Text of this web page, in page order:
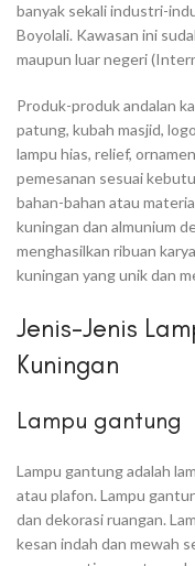
banyak sekali industri-
Boyolali. Kawasan ini
maupun luar negeri
Produk-produk andalan
patung, kubah masjid,
lampu hias, relief,
pemesanan sesuai
bahan-bahan atau
kuningan dan almunium
menghasilkan ribuan
kuningan yang unik dan
Jenis-Jenis
Kuningan
Lampu gantung
Lampu gantung adalah
atau plafon. Lampu
dan dekorasi ruangan.
kesan indah dan mewah